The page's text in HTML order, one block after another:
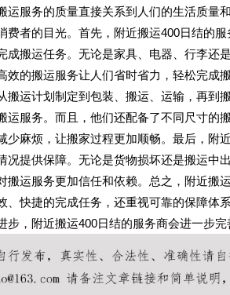
运服务的质量直接关系到人们的生活质量
费者的目光。首先，附近搬运400日结的
成搬运任务。无论是家具、电器、行李
效的搬运服务让人们省时省力，轻松完成
搬运计划制定到包装、搬运、运输，再到
运服务。而且，他们还配备了不同尺寸的
少麻烦，让搬家过程更加顺畅。最后，附
况提供保障。无论是货物损坏还是搬运
搬运服务更加信任和依赖。总之，附近搬
、快捷的完成任务，还重视可靠的保障体
步，附近搬运400日结的服务商会进一步